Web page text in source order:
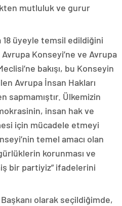
mutluluk ve gurur
18 üyeyle temsil edildiğini
Konseyi’ne ve Avrupa
bakışı, bu Konseyin
Avrupa İnsan Hakları
sapmamıştır. Ülkemizin
insan hak ve
için mücadele etmeyi
temel amacı olan
korunması ve
bir partiyiz” ifadelerini
Başkanı olarak seçildiğimde,